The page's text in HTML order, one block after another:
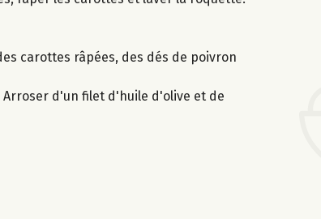
carottes râpées, des dés de poivron
d'un filet d'huile d'olive et de